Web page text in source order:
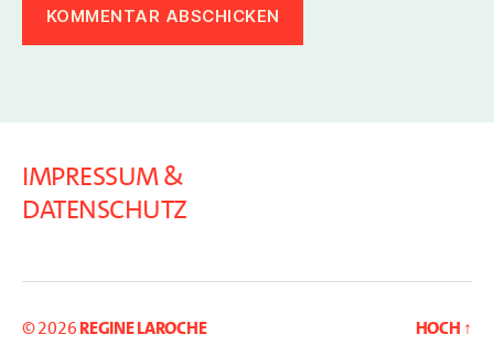
IMPRESSUM &
DATENSCHUTZ
© 2026Regine Laroche Hoch ↑